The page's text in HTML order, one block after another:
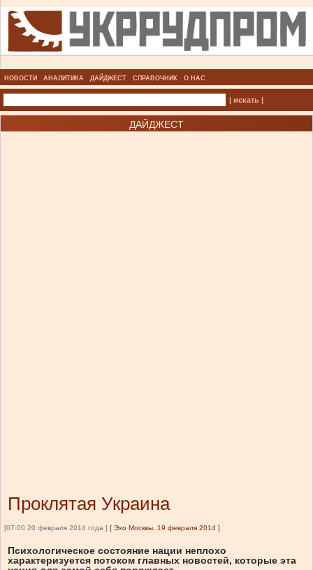
НОВОСТИ АНАЛИТИКА ДАЙДЖЕСТ СПРАВОЧНИК О НАС
| искать |
ДАЙДЖЕСТ
Проклятая Украина
[07:00 20 февраля 2014 года ] [ Эхо Москвы, 19 февраля 2014 ]
Психологическое состояние нации неплохо
характеризуется потоком главных новостей, которые эта